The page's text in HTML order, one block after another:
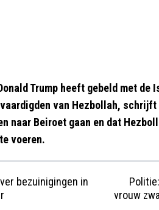
Trump heeft gebeld met
van Hezbollah,
naar Beiroet gaan en dat
voeren.
bezuinigingen in
vrouw